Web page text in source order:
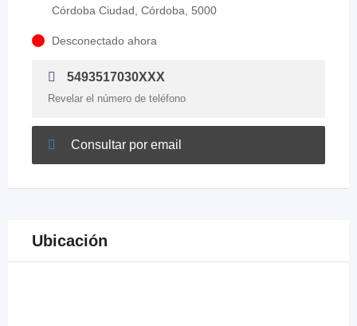
Córdoba Ciudad, Córdoba, 5000
Desconectado ahora
5493517030XXX
Revelar el número de teléfono
Consultar por email
Ubicación